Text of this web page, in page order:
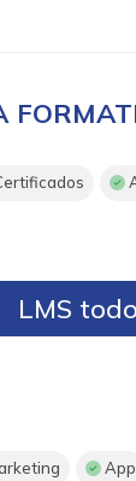
LMS
App